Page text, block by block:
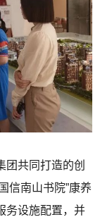
团共同打造的创
信南山书院”康养
务设施配置，并